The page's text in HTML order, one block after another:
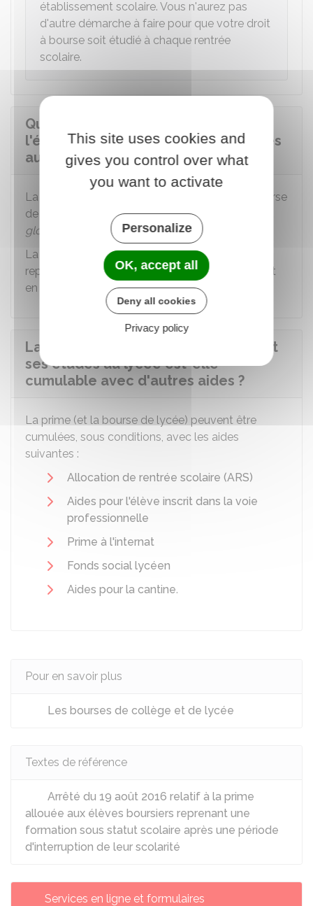
établissement scolaire. Vous n'aurez pas
d'autre démarche à faire pour que votre droit
à bourse soit étudié à chaque rentrée
scolaire.
Quel est le montant de la prime à
l'élève boursier reprenant ses études
au lycée ?
La prime est fixée à
. Elle complète la bourse
de lycée et permet de bénéficier d'une bourse
globale
d'au moins1000 €par an.
La prime est versée uniquement la 1
reprise d'études, en 3 fois (à chaque trimestre), et
en même temps que la bourse de lycée.
La prime à l'élève boursier reprenant
ses études au lycée est-elle
cumulable avec d'autres aides ?
La prime (et la bourse de lycée) peuvent être
cumulées, sous conditions, avec les aides
suivantes :
Allocation de rentrée scolaire (ARS)
Aides pour l'élève inscrit dans la voie
professionnelle
Prime à l'internat
Fonds social lycéen
Aides pour la cantine.
Pour en savoir plus
Les bourses de collège et de lycée
Textes de référence
Arrêté du 19 août 2016 relatif à la prime
allouée aux élèves boursiers reprenant une
formation sous statut scolaire après une période
d'interruption de leur scolarité
Services en ligne et formulaires
This site uses cookies and
gives you control over what
you want to activate
Personalize
OK, accept all
Deny all cookies
Privacy policy